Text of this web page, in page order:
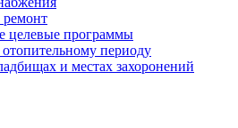
целевые программы
периоду
и местах захоронений